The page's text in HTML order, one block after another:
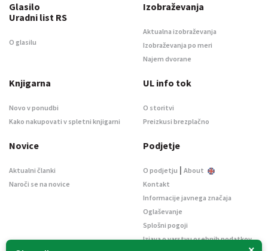
Glasilo
Uradni list RS
O glasilu
Izobraževanja
Aktualna izobraževanja
Izobraževanja po meri
Najem dvorane
Knjigarna
Novo v ponudbi
Kako nakupovati v spletni knjigarni
UL info tok
O storitvi
Preizkusi brezplačno
Novice
Aktualni članki
Naroči se na novice
Podjetje
O podjetju | About
Kontakt
Informacije javnega značaja
Oglaševanje
Splošni pogoji
Izjava o varstvu osebnih podatkov